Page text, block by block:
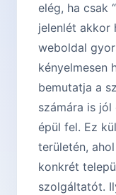
elég, ha csak
jelenlét akkor
weboldal
kényelmesen
bemutatja a
számára is
épül fel. Ez
területén,
konkrét
szolgáltatót.